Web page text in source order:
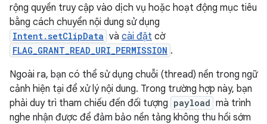
rộng quyền truy cập vào dịch vụ hoặc hoạt động mục tiêu
bằng cách chuyển nội dung sử dụng
Intent.setClipData và cài đặt cờ
FLAG_GRANT_READ_URI_PERMISSION .
Ngoài ra, bạn có thể sử dụng chuỗi (thread) nền trong ngữ
cảnh hiện tại để xử lý nội dung. Trong trường hợp này, bạn
phải duy trì tham chiếu đến đối tượng payload mà trình
nghe nhận được để đảm bảo nền tảng không thu hồi sớm